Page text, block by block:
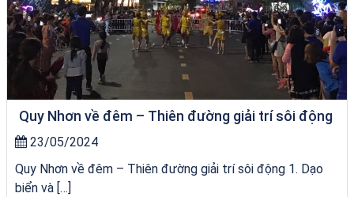
Quy Nhơn về đêm – Thiên đường giải trí sôi động
23/05/2024
Quy Nhơn về đêm – Thiên đường giải trí sôi động 1. Dạo
biển và […]